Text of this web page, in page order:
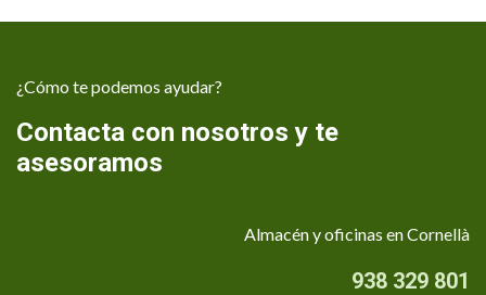
¿Cómo te podemos ayudar?
Contacta con nosotros y te
asesoramos
Almacén y oficinas en Cornellà
938 329 801